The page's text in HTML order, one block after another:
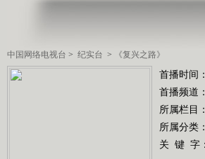
中国网络电视台 > 纪实台 > 《复兴之路》
首播时间
首播频道：
所属栏目：
所属分类
关 键 字：